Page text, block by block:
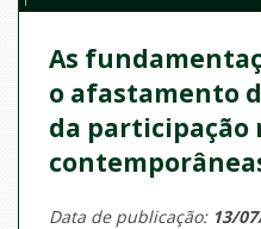
As
o afastamento
da participação
Data de publicação: 13/